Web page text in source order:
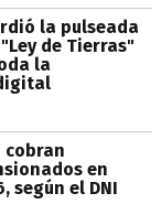
la pulseada
de Tierras"
la
cobran
en
según el DNI